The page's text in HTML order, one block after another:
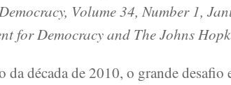
Volume 34, Number 1,
for Democracy and The Johns
década de 2010, o grande desafio